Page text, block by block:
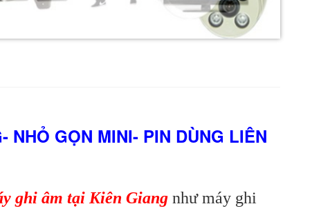
GỌN MINI- PIN DÙNG LIÊN
ghi âm tại Kiên Giang như máy ghi